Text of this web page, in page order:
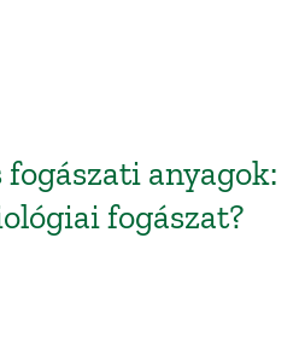
anyagok:
fogászat?